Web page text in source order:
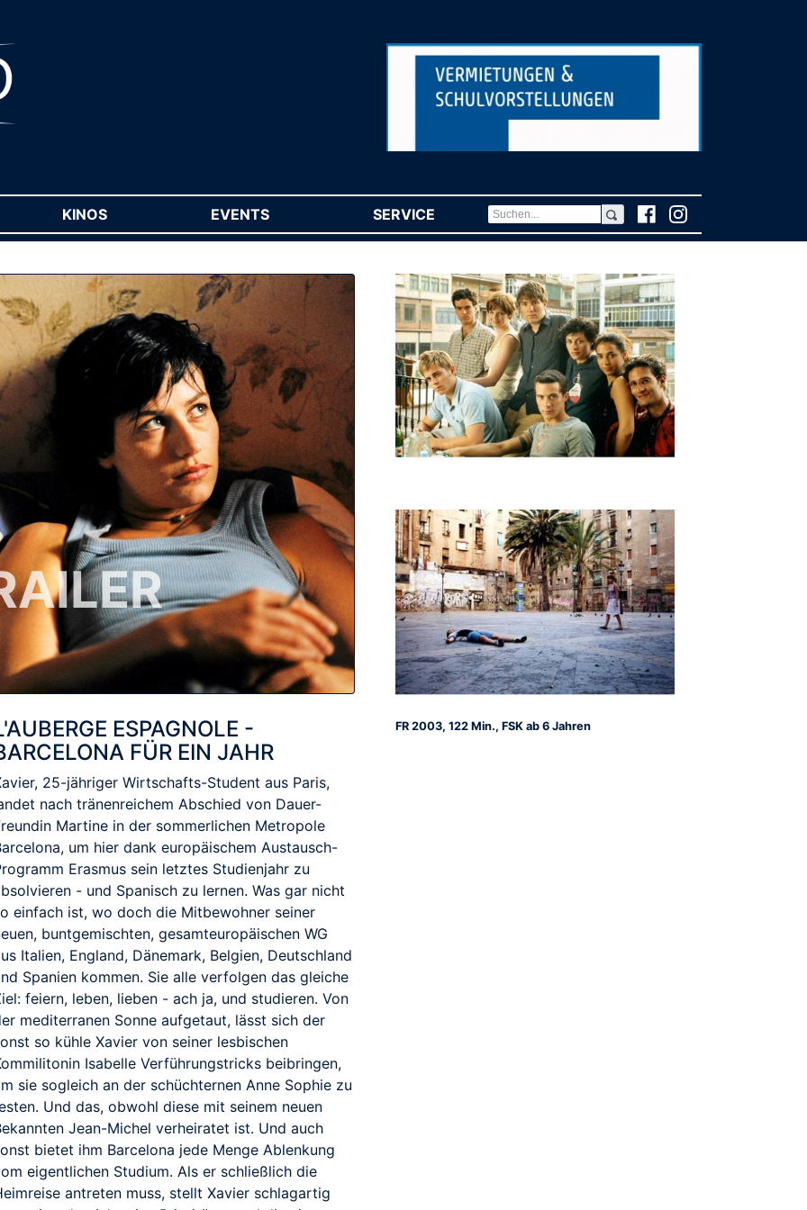
KINOS EVENTS SERVICE (CURRENT)
ESPAGNOLE -
FÜR EIN JAHR
25-jähriger Wirtschafts-Student aus Paris,
nach tränenreichem Abschied von Dauer-
Martine in der sommerlichen Metropole
um hier dank europäischem Austausch-
Erasmus sein letztes Studienjahr zu
- und Spanisch zu lernen. Was gar nicht
einfach ist, wo doch die Mitbewohner seiner
buntgemischten, gesamteuropäischen WG
Italien, England, Dänemark, Belgien, Deutschland
Spanien kommen. Sie alle verfolgen das gleiche
feiern, leben, lieben - ach ja, und studieren. Von
mediterranen Sonne aufgetaut, lässt sich der
so kühle Xavier von seiner lesbischen
Isabelle Verführungstricks beibringen,
sie sogleich an der schüchternen Anne Sophie zu
Und das, obwohl diese mit seinem neuen
Jean-Michel verheiratet ist. Und auch
bietet ihm Barcelona jede Menge Ablenkung
eigentlichen Studium. Als er schließlich die
antreten muss, stellt Xavier schlagartig
FR 2003, 122 Min., FSK ab 6 Jahren